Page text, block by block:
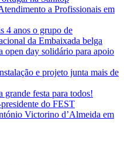
a Profissionais em
4 anos o grupo de
da Embaixada belga
open day solidário para apoio
e projeto junta mais de
grande festa para todos!
do FEST
Victorino d’Almeida em